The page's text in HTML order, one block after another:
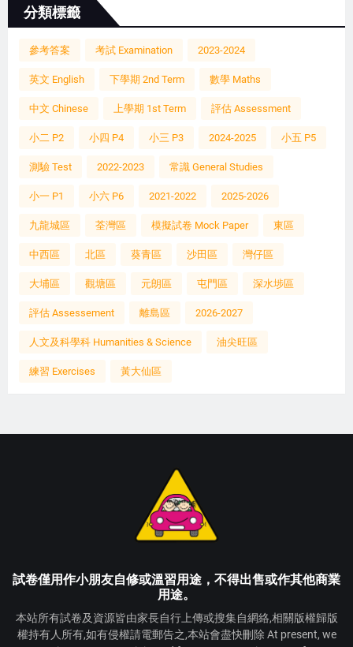
分類標籤
參考答案 考試 Examination 2023-2024
英文 English 下學期 2nd Term 數學 Maths
中文 Chinese 上學期 1st Term 評估 Assessment
小二 P2 小四 P4 小三 P3 2024-2025 小五 P5
測驗 Test 2022-2023 常識 General Studies
小一 P1 小六 P6 2021-2022 2025-2026
九龍城區 荃灣區 模擬試卷 Mock Paper 東區
中西區 北區 葵青區 沙田區 灣仔區
大埔區 觀塘區 元朗區 屯門區 深水埗區
評估 Assessement 離島區 2026-2027
人文及科學科 Humanities & Science 油尖旺區
練習 Exercises 黃大仙區
試卷僅用作小朋友自修或溫習用途，不得出售或作其他商業
用途。
本站所有試卷及資源皆由家長自行上傳或搜集自網絡,相關版權歸版
權持有人所有,如有侵權請電郵告之,本站會盡快刪除 At present, we